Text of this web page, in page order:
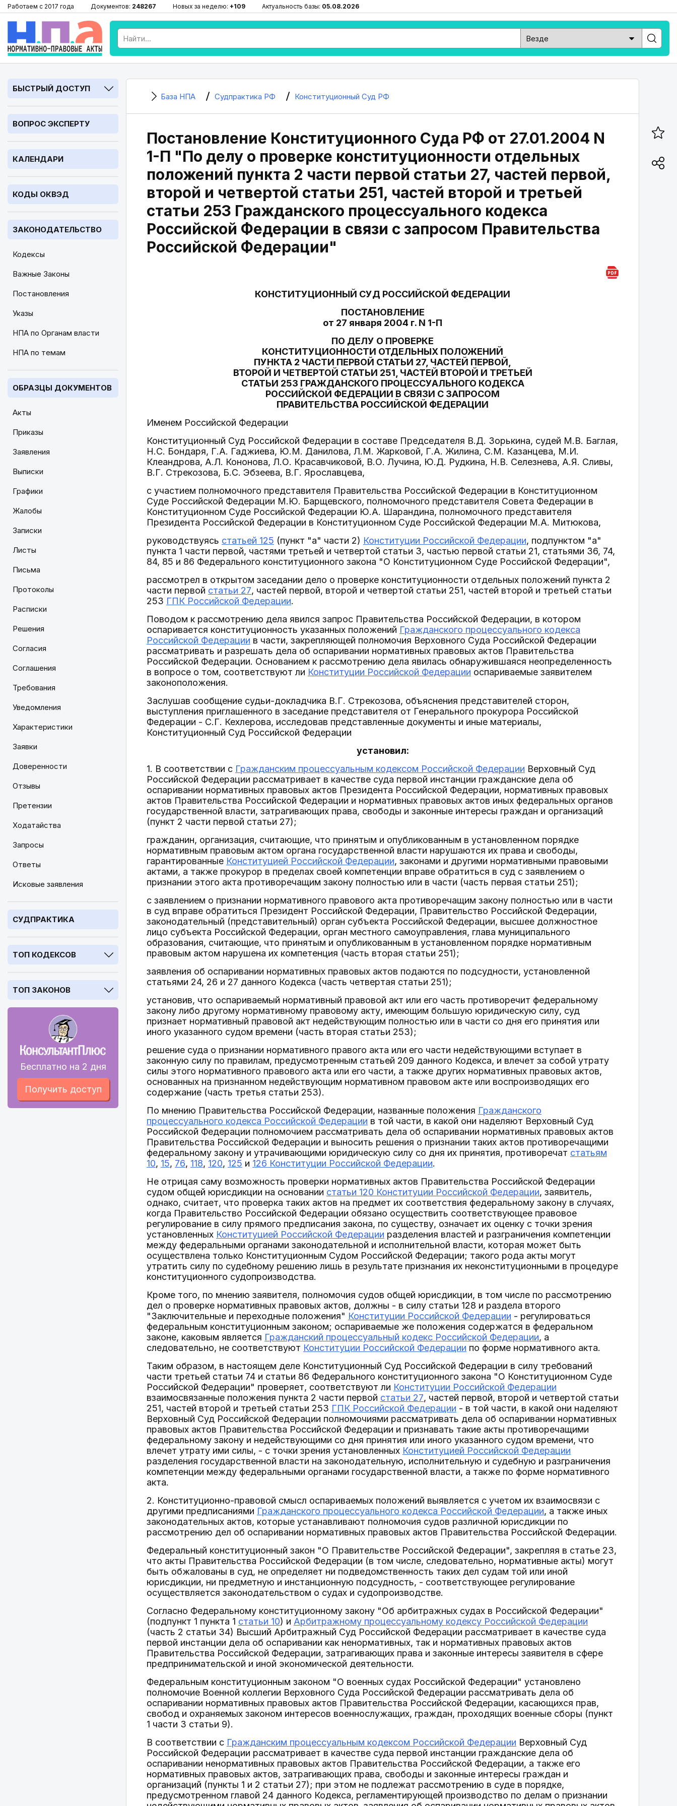
Работаем с 2017 года Документов: 248267 Новых за неделю: +109 Актуальность базы: 05.08.2026
БЫСТРЫЙ ДОСТУП
ВОПРОС ЭКСПЕРТУ
КАЛЕНДАРИ
КОДЫ ОКВЭД
ЗАКОНОДАТЕЛЬСТВО
Кодексы
Важные Законы
Постановления
Указы
НПА по Органам власти
НПА по темам
ОБРАЗЦЫ ДОКУМЕНТОВ
Акты
Приказы
Заявления
Выписки
Графики
Жалобы
Записки
Листы
Письма
Протоколы
Расписки
Решения
Согласия
Соглашения
Требования
Уведомления
Характеристики
Заявки
Доверенности
Отзывы
Претензии
Ходатайства
Запросы
Ответы
Исковые заявления
СУДПРАКТИКА
ТОП КОДЕКСОВ
ТОП ЗАКОНОВ
Бесплатно на 2 дня
Получить доступ
База НПА Судпрактика РФ Конституционный Суд РФ
Постановление Конституционного Суда РФ от 27.01.2004 N
1-П "По делу о проверке конституционности отдельных
положений пункта 2 части первой статьи 27, частей первой,
второй и четвертой статьи 251, частей второй и третьей
статьи 253 Гражданского процессуального кодекса
Российской Федерации в связи с запросом Правительства
Российской Федерации"
КОНСТИТУЦИОННЫЙ СУД РОССИЙСКОЙ ФЕДЕРАЦИИ
ПОСТАНОВЛЕНИЕ
от 27 января 2004 г. N 1-П
ПО ДЕЛУ О ПРОВЕРКЕ
КОНСТИТУЦИОННОСТИ ОТДЕЛЬНЫХ ПОЛОЖЕНИЙ
ПУНКТА 2 ЧАСТИ ПЕРВОЙ СТАТЬИ 27, ЧАСТЕЙ ПЕРВОЙ,
ВТОРОЙ И ЧЕТВЕРТОЙ СТАТЬИ 251, ЧАСТЕЙ ВТОРОЙ И ТРЕТЬЕЙ
СТАТЬИ 253 ГРАЖДАНСКОГО ПРОЦЕССУАЛЬНОГО КОДЕКСА
РОССИЙСКОЙ ФЕДЕРАЦИИ В СВЯЗИ С ЗАПРОСОМ
ПРАВИТЕЛЬСТВА РОССИЙСКОЙ ФЕДЕРАЦИИ
Именем Российской Федерации
Конституционный Суд Российской Федерации в составе Председателя В.Д. Зорькина, судей М.В. Баглая,
Н.С. Бондаря, Г.А. Гаджиева, Ю.М. Данилова, Л.М. Жарковой, Г.А. Жилина, С.М. Казанцева, М.И.
Клеандрова, А.Л. Кононова, Л.О. Красавчиковой, В.О. Лучина, Ю.Д. Рудкина, Н.В. Селезнева, А.Я. Сливы,
В.Г. Стрекозова, Б.С. Эбзеева, В.Г. Ярославцева,
с участием полномочного представителя Правительства Российской Федерации в Конституционном
Суде Российской Федерации М.Ю. Барщевского, полномочного представителя Совета Федерации в
Конституционном Суде Российской Федерации Ю.А. Шарандина, полномочного представителя
Президента Российской Федерации в Конституционном Суде Российской Федерации М.А. Митюкова,
руководствуясь статьей 125 (пункт "а" части 2) Конституции Российской Федерации, подпунктом "а"
пункта 1 части первой, частями третьей и четвертой статьи 3, частью первой статьи 21, статьями 36, 74,
84, 85 и 86 Федерального конституционного закона "О Конституционном Суде Российской Федерации",
рассмотрел в открытом заседании дело о проверке конституционности отдельных положений пункта 2
части первой статьи 27, частей первой, второй и четвертой статьи 251, частей второй и третьей статьи
253 ГПК Российской Федерации.
Поводом к рассмотрению дела явился запрос Правительства Российской Федерации, в котором
оспаривается конституционность указанных положений Гражданского процессуального кодекса
Российской Федерации в части, закрепляющей полномочия Верховного Суда Российской Федерации
рассматривать и разрешать дела об оспаривании нормативных правовых актов Правительства
Российской Федерации. Основанием к рассмотрению дела явилась обнаружившаяся неопределенность
в вопросе о том, соответствуют ли Конституции Российской Федерации оспариваемые заявителем
законоположения.
Заслушав сообщение судьи-докладчика В.Г. Стрекозова, объяснения представителей сторон,
выступления приглашенного в заседание представителя от Генерального прокурора Российской
Федерации - С.Г. Кехлерова, исследовав представленные документы и иные материалы,
Конституционный Суд Российской Федерации
установил:
1. В соответствии с Гражданским процессуальным кодексом Российской Федерации Верховный Суд
Российской Федерации рассматривает в качестве суда первой инстанции гражданские дела об
оспаривании нормативных правовых актов Президента Российской Федерации, нормативных правовых
актов Правительства Российской Федерации и нормативных правовых актов иных федеральных органов
государственной власти, затрагивающих права, свободы и законные интересы граждан и организаций
(пункт 2 части первой статьи 27);
гражданин, организация, считающие, что принятым и опубликованным в установленном порядке
нормативным правовым актом органа государственной власти нарушаются их права и свободы,
гарантированные Конституцией Российской Федерации, законами и другими нормативными правовыми
актами, а также прокурор в пределах своей компетенции вправе обратиться в суд с заявлением о
признании этого акта противоречащим закону полностью или в части (часть первая статьи 251);
с заявлением о признании нормативного правового акта противоречащим закону полностью или в части
в суд вправе обратиться Президент Российской Федерации, Правительство Российской Федерации,
законодательный (представительный) орган субъекта Российской Федерации, высшее должностное
лицо субъекта Российской Федерации, орган местного самоуправления, глава муниципального
образования, считающие, что принятым и опубликованным в установленном порядке нормативным
правовым актом нарушена их компетенция (часть вторая статьи 251);
заявления об оспаривании нормативных правовых актов подаются по подсудности, установленной
статьями 24, 26 и 27 данного Кодекса (часть четвертая статьи 251);
установив, что оспариваемый нормативный правовой акт или его часть противоречит федеральному
закону либо другому нормативному правовому акту, имеющим большую юридическую силу, суд
признает нормативный правовой акт недействующим полностью или в части со дня его принятия или
иного указанного судом времени (часть вторая статьи 253);
решение суда о признании нормативного правого акта или его части недействующими вступает в
законную силу по правилам, предусмотренным статьей 209 данного Кодекса, и влечет за собой утрату
силы этого нормативного правового акта или его части, а также других нормативных правовых актов,
основанных на признанном недействующим нормативном правовом акте или воспроизводящих его
содержание (часть третья статьи 253).
По мнению Правительства Российской Федерации, названные положения Гражданского
процессуального кодекса Российской Федерации в той части, в какой они наделяют Верховный Суд
Российской Федерации полномочием рассматривать дела об оспаривании нормативных правовых актов
Правительства Российской Федерации и выносить решения о признании таких актов противоречащими
федеральному закону и утрачивающими юридическую силу со дня их принятия, противоречат статьям
10, 15, 76, 118, 120, 125 и 126 Конституции Российской Федерации.
Не отрицая саму возможность проверки нормативных актов Правительства Российской Федерации
судом общей юрисдикции на основании статьи 120 Конституции Российской Федерации, заявитель,
однако, считает, что проверка таких актов на предмет их соответствия федеральному закону в случаях,
когда Правительство Российской Федерации обязано осуществить соответствующее правовое
регулирование в силу прямого предписания закона, по существу, означает их оценку с точки зрения
установленных Конституцией Российской Федерации разделения властей и разграничения компетенции
между федеральными органами законодательной и исполнительной власти, которая может быть
осуществлена только Конституционным Судом Российской Федерации; такого рода акты могут
утратить силу по судебному решению лишь в результате признания их неконституционными в процедуре
конституционного судопроизводства.
Кроме того, по мнению заявителя, полномочия судов общей юрисдикции, в том числе по рассмотрению
дел о проверке нормативных правовых актов, должны - в силу статьи 128 и раздела второго
"Заключительные и переходные положения" Конституции Российской Федерации - регулироваться
федеральным конституционным законом; оспариваемые же положения содержатся в федеральном
законе, каковым является Гражданский процессуальный кодекс Российской Федерации, а
следовательно, не соответствуют Конституции Российской Федерации по форме нормативного акта.
Таким образом, в настоящем деле Конституционный Суд Российской Федерации в силу требований
части третьей статьи 74 и статьи 86 Федерального конституционного закона "О Конституционном Суде
Российской Федерации" проверяет, соответствуют ли Конституции Российской Федерации
взаимосвязанные положения пункта 2 части первой статьи 27, частей первой, второй и четвертой статьи
251, частей второй и третьей статьи 253 ГПК Российской Федерации - в той части, в какой они наделяют
Верховный Суд Российской Федерации полномочиями рассматривать дела об оспаривании нормативных
правовых актов Правительства Российской Федерации и признавать такие акты противоречащими
федеральному закону и недействующими со дня принятия или иного указанного судом времени, что
влечет утрату ими силы, - с точки зрения установленных Конституцией Российской Федерации
разделения государственной власти на законодательную, исполнительную и судебную и разграничения
компетенции между федеральными органами государственной власти, а также по форме нормативного
акта.
2. Конституционно-правовой смысл оспариваемых положений выявляется с учетом их взаимосвязи с
другими предписаниями Гражданского процессуального кодекса Российской Федерации, а также иных
законодательных актов, которые устанавливают полномочия судов различной юрисдикции по
рассмотрению дел об оспаривании нормативных правовых актов Правительства Российской Федерации.
Федеральный конституционный закон "О Правительстве Российской Федерации", закрепляя в статье 23,
что акты Правительства Российской Федерации (в том числе, следовательно, нормативные акты) могут
быть обжалованы в суд, не определяет ни подведомственность таких дел судам той или иной
юрисдикции, ни предметную и инстанционную подсудность, - соответствующее регулирование
осуществляется законодательством о судах и судопроизводстве.
Согласно Федеральному конституционному закону "Об арбитражных судах в Российской Федерации"
(подпункт 1 пункта 1 статьи 10) и Арбитражному процессуальному кодексу Российской Федерации
(часть 2 статьи 34) Высший Арбитражный Суд Российской Федерации рассматривает в качестве суда
первой инстанции дела об оспаривании как ненормативных, так и нормативных правовых актов
Правительства Российской Федерации, затрагивающих права и законные интересы заявителя в сфере
предпринимательской и иной экономической деятельности.
Федеральным конституционным законом "О военных судах Российской Федерации" установлено
полномочие Военной коллегии Верховного Суда Российской Федерации рассматривать дела об
оспаривании нормативных правовых актов Правительства Российской Федерации, касающихся прав,
свобод и охраняемых законом интересов военнослужащих, граждан, проходящих военные сборы (пункт
1 части 3 статьи 9).
В соответствии с Гражданским процессуальным кодексом Российской Федерации Верховный Суд
Российской Федерации рассматривает в качестве суда первой инстанции гражданские дела об
оспаривании ненормативных правовых актов Правительства Российской Федерации, а также его
нормативных правовых актов, затрагивающих права, свободы и законные интересы граждан и
организаций (пункты 1 и 2 статьи 27); при этом не подлежат рассмотрению в суде в порядке,
предусмотренном главой 24 данного Кодекса, регламентирующей производство по делам о признании